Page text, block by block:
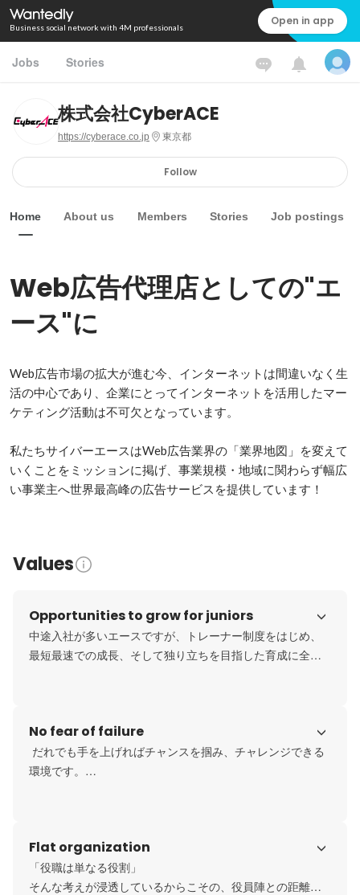
Business social network with 4M professionals Open in app
Jobs Stories
株式会社CyberACE
https://cyberace.co.jp 東京都
Follow
Home About us Members Stories Job postings
Web広告代理店としての"エ
ース"に
Web広告市場の拡大が進む今、インターネットは間違いなく生
活の中心であり、企業にとってインターネットを活用したマー
ケティング活動は不可欠となっています。
私たちサイバーエースはWeb広告業界の「業界地図」を変えて
いくことをミッションに掲げ、事業規模・地域に関わらず幅広
い事業主へ世界最高峰の広告サービスを提供しています！
Values
Opportunities to grow for juniors
中途入社が多いエースですが、トレーナー制度をはじめ、
最短最速での成長、そして独り立ちを目指した育成に全社
一人当たり年間億単位スケールの仕事を任されること
も…！
レバレッジのかかる環境ですが、年齢も社歴も関係ないフ
No fear of failure
だれでも手を上げればチャンスを掴み、チャレンジできる
環境です。
若いうちから裁量権を持って経験値を積み成長したい、自
らの力でマーケットを創りたい、 組織・事業創りを担って
いきたいetc…そんな熱量高い仲間を待っています！
Flat organization
「役職は単なる役割」
そんな考えが浸透しているからこその、役員陣との距離の